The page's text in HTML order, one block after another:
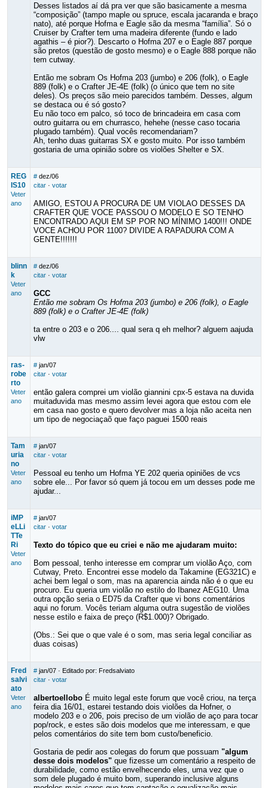
Desses listados aí dá pra ver que são basicamente a mesma
“composição” (tampo maple ou spruce, escala jacaranda e braço
nato), até porque Hofma e Eagle são da mesma “família”. Só o
Cruiser by Crafter tem uma madeira diferente (fundo e lado
agathis – é pior?). Descarto o Hofma 207 e o Eagle 887 porque
são pretos (questão de gosto mesmo) e o Eagle 888 porque não
tem cutway.
Então me sobram Os Hofma 203 (jumbo) e 206 (folk), o Eagle
889 (folk) e o Crafter JE-4E (folk) (o único que tem no site
deles). Os preços são meio parecidos também. Desses, algum
se destaca ou é só gosto?
Eu não toco em palco, só toco de brincadeira em casa com
outro guitarra ou em churrasco, hehehe (nesse caso tocaria
plugado também). Qual vocês recomendariam?
Ah, tenho duas guitarras SX e gosto muito. Por isso também
gostaria de uma opinião sobre os violões Shelter e SX.
REG
IS10
Veter
ano
# dez/06
citar· votar
AMIGO, ESTOU A PROCURA DE UM VIOLAO DESSES DA
CRAFTER QUE VOCE PASSOU O MODELO E SO TENHO
ENCONTRADO AQUI EM SP POR NO MÍNIMO 1400!!! ONDE
VOCE ACHOU POR 1100? DIVIDE A RAPADURA COM A
GENTE!!!!!!!
blinn
k
Veter
ano
# dez/06
citar· votar
GCC
Então me sobram Os Hofma 203 (jumbo) e 206 (folk), o Eagle
889 (folk) e o Crafter JE-4E (folk)
ta entre o 203 e o 206.... qual sera q eh melhor? alguem aajuda
vlw
ras-
robe
rto
Veter
ano
# jan/07
citar· votar
então galera comprei um violão giannini cpx-5 estava na duvida
muitaduvida mas mesmo assim levei agora que estou com ele
em casa nao gosto e quero devolver mas a loja não aceita nen
um tipo de negociaçaõ que faço paguei 1500 reais
Tam
uria
no
Veter
ano
# jan/07
citar· votar
Pessoal eu tenho um Hofma YE 202 queria opiniões de vcs
sobre ele... Por favor só quem já tocou em um desses pode me
ajudar...
iMP
eLLi
TTe
Ri
Veter
ano
# jan/07
citar· votar
Texto do tópico que eu criei e não me ajudaram muito:
Bom pessoal, tenho interesse em comprar um violão Aço, com
Cutway, Preto. Encontrei esse modelo da Takamine (EG321C) e
achei bem legal o som, mas na aparencia ainda não é o que eu
procuro. Eu queria um violão no estilo do Ibanez AEG10. Uma
outra opção seria o ED75 da Crafter que vi bons comentários
aqui no forum. Vocês teriam alguma outra sugestão de violões
nesse estilo e faixa de preço (R$1.000)? Obrigado.
(Obs.: Sei que o que vale é o som, mas seria legal conciliar as
duas coisas)
Fred
salvi
ato
Veter
ano
# jan/07· Editado por: Fredsalviato
citar· votar
albertoelloboÉ muito legal este forum que você criou, na terça
feira dia 16/01, estarei testando dois violões da Hofner, o
modelo 203 e o 206, pois preciso de um violão de aço para tocar
pop/rock, e estes são dois modelos que me interessam, e que
pelos comentários do site tem bom custo/beneficio.
Gostaria de pedir aos colegas do forum que possuam "algum
desse dois modelos"que fizesse um comentário a respeito de
durabilidade, como estão envelhecendo eles, uma vez que o
som dele plugado é muito bom, superando inclusive alguns